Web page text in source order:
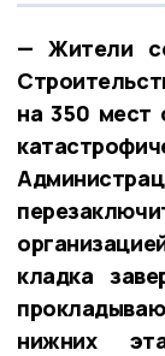
— Жители
на 350 мест
кладка
нижних